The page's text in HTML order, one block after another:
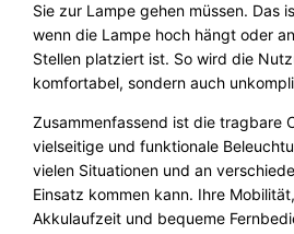
Sie zur Lampe gehen müssen. Das
wenn die Lampe hoch hängt oder
Stellen platziert ist. So wird die
komfortabel, sondern auch
Zusammenfassend ist die tragbare
vielseitige und funktionale
vielen Situationen und an
Einsatz kommen kann. Ihre
Akkulaufzeit und bequeme